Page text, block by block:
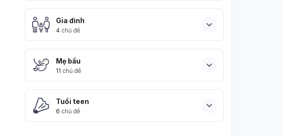
Gia đình
4 chủ đề
Mẹ bầu
11 chủ đề
Tuổi teen
6 chủ đề